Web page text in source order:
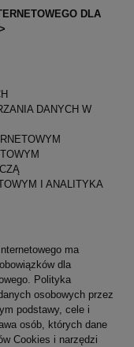
DLA
DANYCH W
I ANALITYKA
ma
dla
Polityka
osobowych przez
podstawy, cele i
osób, których dane
Cookies i narzędzi